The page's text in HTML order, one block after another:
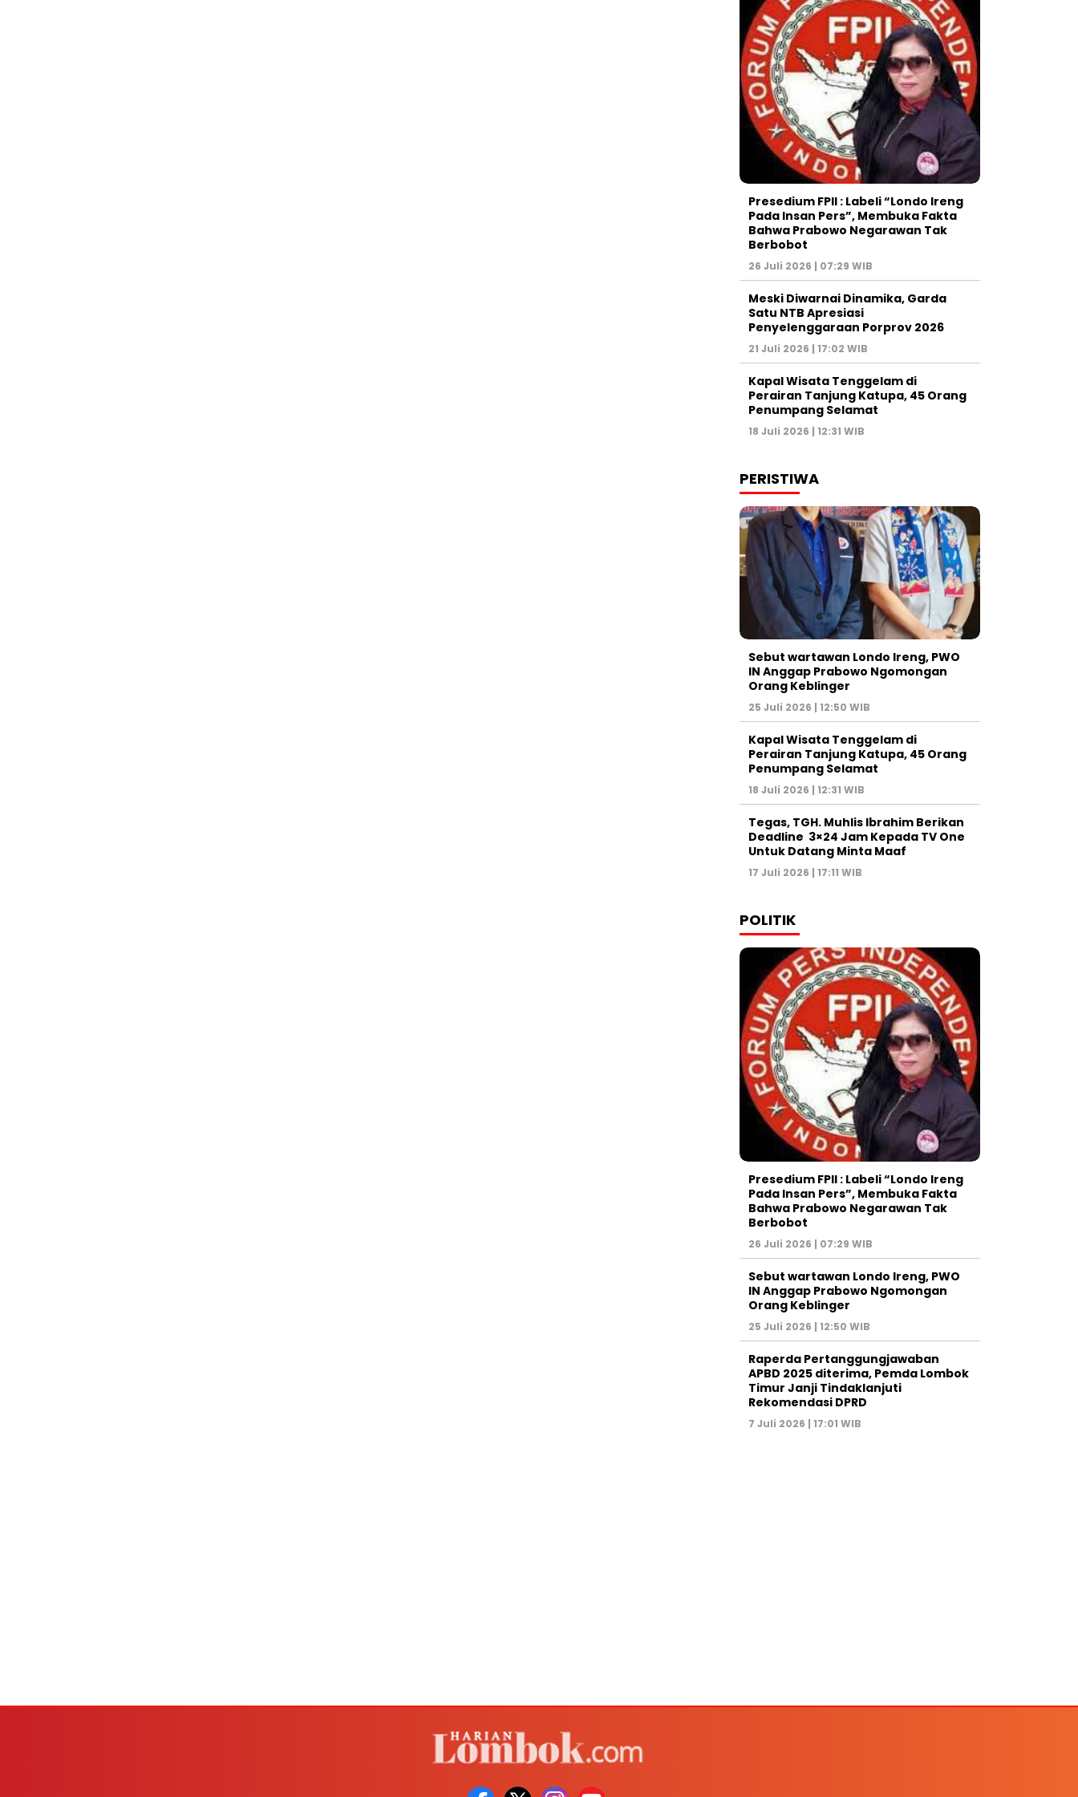
Presedium FPII : Labeli “Londo Ireng
Pada Insan Pers”, Membuka Fakta
Bahwa Prabowo Negarawan Tak
Berbobot
26 Juli 2026 | 07:29 WIB
Meski Diwarnai Dinamika, Garda
Satu NTB Apresiasi
Penyelenggaraan Porprov 2026 ‎
21 Juli 2026 | 17:02 WIB
Kapal Wisata Tenggelam di
Perairan Tanjung Katupa, 45 Orang
Penumpang Selamat
18 Juli 2026 | 12:31 WIB
PERISTIWA
Sebut wartawan Londo Ireng, PWO
IN Anggap Prabowo Ngomongan
Orang Keblinger
25 Juli 2026 | 12:50 WIB
Kapal Wisata Tenggelam di
Perairan Tanjung Katupa, 45 Orang
Penumpang Selamat
18 Juli 2026 | 12:31 WIB
Tegas, TGH. Muhlis Ibrahim Berikan
Deadline 3×24 Jam Kepada TV One
Untuk Datang Minta Maaf
17 Juli 2026 | 17:11 WIB
POLITIK
Presedium FPII : Labeli “Londo Ireng
Pada Insan Pers”, Membuka Fakta
Bahwa Prabowo Negarawan Tak
Berbobot
26 Juli 2026 | 07:29 WIB
Sebut wartawan Londo Ireng, PWO
IN Anggap Prabowo Ngomongan
Orang Keblinger
25 Juli 2026 | 12:50 WIB
Raperda Pertanggungjawaban
APBD 2025 diterima, Pemda Lombok
Timur Janji Tindaklanjuti
Rekomendasi DPRD
7 Juli 2026 | 17:01 WIB